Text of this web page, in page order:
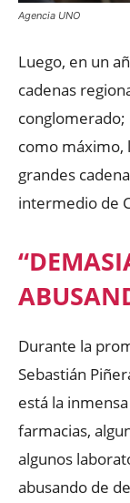
Agencia UNO
Luego, en un
cadenas
como máximo,
grandes
intermedio de
Durante la
Sebastián
está la
farmacias,
algunos
abusando de